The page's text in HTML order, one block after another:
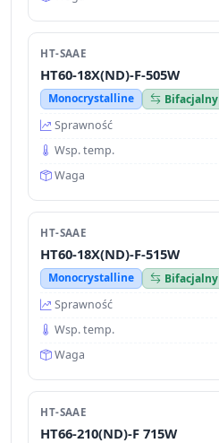
HT-SAAE
HT60-18X(ND)-F-505W
Monocrystalline
Bifacjalny
Sprawność
Wsp. temp.
Waga
HT-SAAE
HT60-18X(ND)-F-515W
Monocrystalline
Bifacjalny
Sprawność
Wsp. temp.
Waga
HT-SAAE
HT66-210(ND)-F 715W